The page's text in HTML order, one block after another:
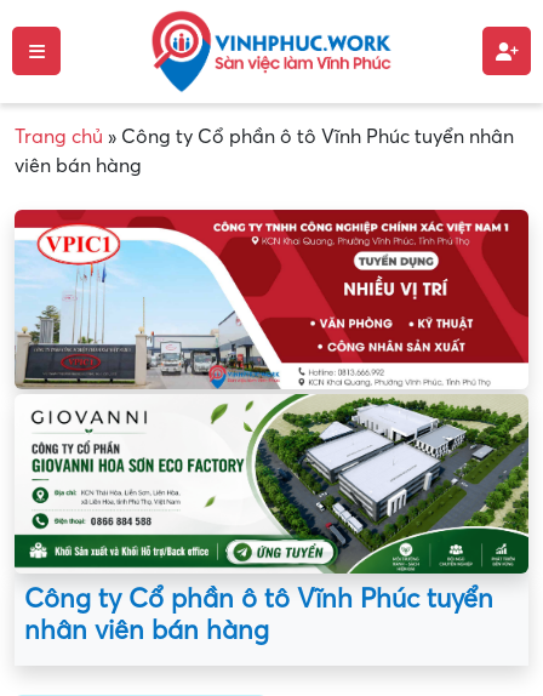
Trang chủ » Công ty Cổ phần ô tô Vĩnh Phúc tuyển nhân
viên bán hàng
Công ty Cổ phần ô tô Vĩnh Phúc tuyển
nhân viên bán hàng